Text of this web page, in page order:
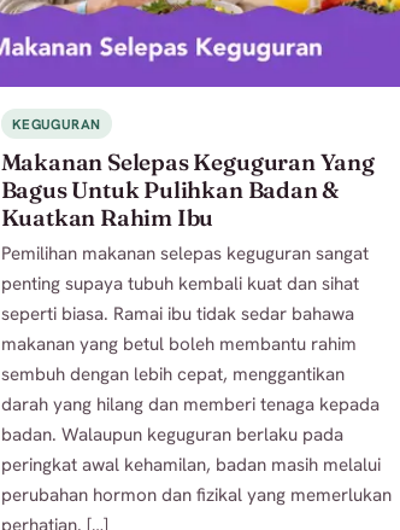
KEGUGURAN
Makanan Selepas Keguguran Yang
Bagus Untuk Pulihkan Badan &
Kuatkan Rahim Ibu
Pemilihan makanan selepas keguguran sangat
penting supaya tubuh kembali kuat dan sihat
seperti biasa. Ramai ibu tidak sedar bahawa
makanan yang betul boleh membantu rahim
sembuh dengan lebih cepat, menggantikan
darah yang hilang dan memberi tenaga kepada
badan. Walaupun keguguran berlaku pada
peringkat awal kehamilan, badan masih melalui
perubahan hormon dan fizikal yang memerlukan